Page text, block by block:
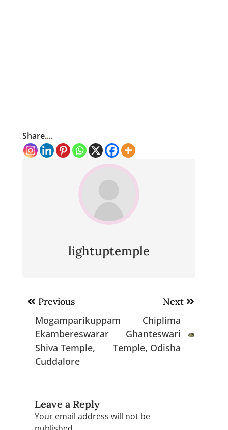
Share....
lightuptemple
Post
navigation
Previous
Mogamparikuppam
Ekambereswarar
Shiva Temple,
Cuddalore
Next
Chiplima
Ghanteswari
Temple, Odisha
Leave a Reply
Your email address will not be